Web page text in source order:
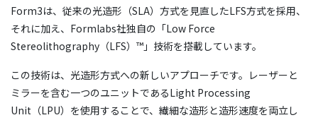
Form3は、従来の光造形（SLA）方式を見直したLFS方式を採用、
それに加え、Formlabs社独自の「Low Force
Stereolithography（LFS）™」技術を搭載しています。
この技術は、光造形方式への新しいアプローチです。レーザーと
ミラーを含む一つのユニットであるLight Processing
Unit（LPU）を使用することで、繊細な造形と造形速度を両立し